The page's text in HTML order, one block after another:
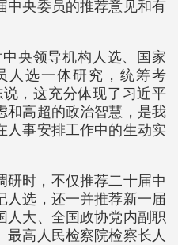
中央委员的推荐意见和有
央领导机构人选、国家
人选一体研究，统筹考
，这充分体现了习近平
和高超的政治智慧，是我
人事安排工作中的生动实
研时，不仅推荐二十届中
人选，还一并推荐新一届
人大、全国政协党内副职
最高人民检察院检察长人